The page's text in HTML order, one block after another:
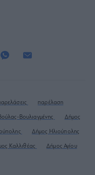
παρέλαση
Βουλιαγμένης Δήμος
Δήμος Ηλιούπολης
Καλλιθέας Δήμος Αγίου